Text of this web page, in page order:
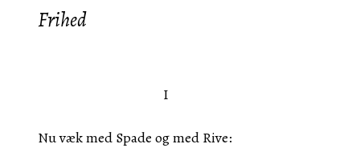
Frihed
I
Nu væk med Spade og med Rive: